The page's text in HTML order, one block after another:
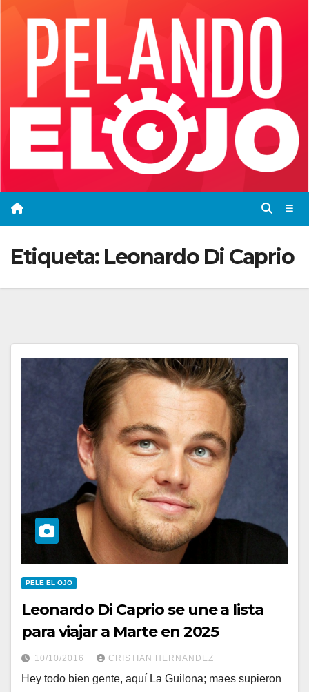
Etiqueta: Leonardo Di Caprio
PELE EL OJO
Leonardo Di Caprio se une a lista
para viajar a Marte en 2025
10/10/2016 CRISTIAN HERNANDEZ
Hey todo bien gente, aquí La Guilona; maes supieron